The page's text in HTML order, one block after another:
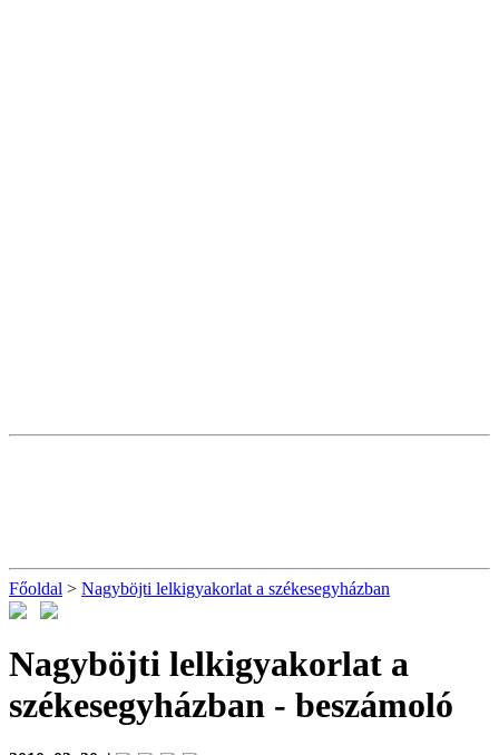
Főoldal > Nagyböjti lelkigyakorlat a székesegyházban
Nagyböjti lelkigyakorlat a
székesegyházban - beszámoló